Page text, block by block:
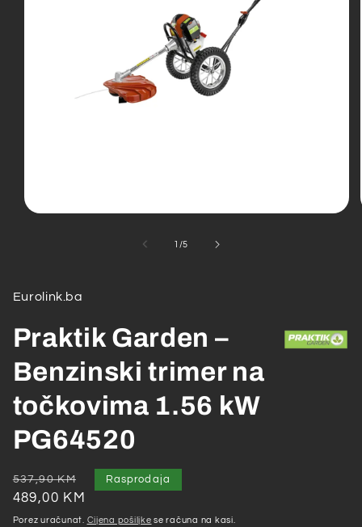
1 /od
5
Eurolink.ba
Praktik Garden –
Benzinski trimer na
točkovima 1.56 kW
PG64520
Redovna
cijena
537,90 KM
Akcijska
cijena
489,00 KM
Rasprodaja
Porez uračunat. Cijena pošiljke se računa na kasi.